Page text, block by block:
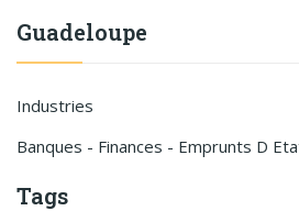
Guadeloupe
Industries
Banques - Finances - Emprunts D
Tags